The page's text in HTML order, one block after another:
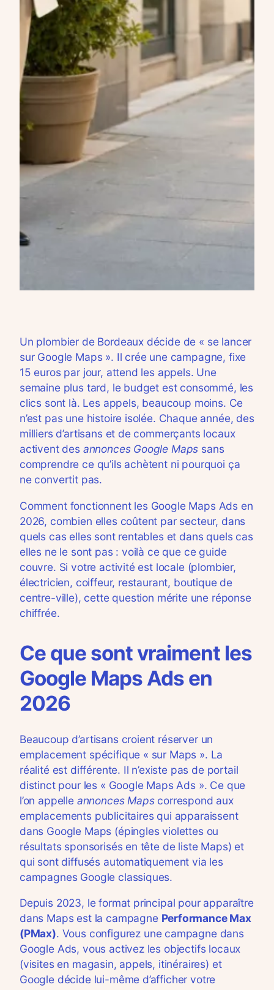
Un plombier de Bordeaux décide de « se lancer
sur Google Maps ». Il crée une campagne, fixe
15 euros par jour, attend les appels. Une
semaine plus tard, le budget est consommé, les
clics sont là. Les appels, beaucoup moins. Ce
n’est pas une histoire isolée. Chaque année, des
milliers d’artisans et de commerçants locaux
activent des annonces Google Maps sans
comprendre ce qu’ils achètent ni pourquoi ça
ne convertit pas.
Comment fonctionnent les Google Maps Ads en
2026, combien elles coûtent par secteur, dans
quels cas elles sont rentables et dans quels cas
elles ne le sont pas : voilà ce que ce guide
couvre. Si votre activité est locale (plombier,
électricien, coiffeur, restaurant, boutique de
centre-ville), cette question mérite une réponse
chiffrée.
Ce que sont vraiment les
Google Maps Ads en
2026
Beaucoup d’artisans croient réserver un
emplacement spécifique « sur Maps ». La
réalité est différente. Il n’existe pas de portail
distinct pour les « Google Maps Ads ». Ce que
l’on appelle annonces Mapscorrespond aux
emplacements publicitaires qui apparaissent
dans Google Maps (épingles violettes ou
résultats sponsorisés en tête de liste Maps) et
qui sont diffusés automatiquement via les
campagnes Google classiques.
Depuis 2023, le format principal pour apparaître
dans Maps est la campagne Performance Max
(PMax). Vous configurez une campagne dans
Google Ads, vous activez les objectifs locaux
(visites en magasin, appels, itinéraires) et
Google décide lui-même d’afficher votre